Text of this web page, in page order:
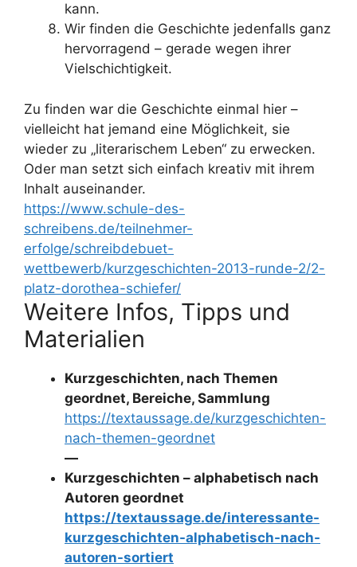
kann.
Wir finden die Geschichte jedenfalls ganz
hervorragend – gerade wegen ihrer
Vielschichtigkeit.
Zu finden war die Geschichte einmal hier –
vielleicht hat jemand eine Möglichkeit, sie
wieder zu „literarischem Leben“ zu erwecken.
Oder man setzt sich einfach kreativ mit ihrem
Inhalt auseinander.
https://www.schule-des-
schreibens.de/teilnehmer-
erfolge/schreibdebuet-
wettbewerb/kurzgeschichten-2013-runde-2/2-
platz-dorothea-schiefer/
Weitere Infos, Tipps und
Materialien
Kurzgeschichten, nach Themen
geordnet, Bereiche, Sammlung
https://textaussage.de/kurzgeschichten-
nach-themen-geordnet
—
Kurzgeschichten – alphabetisch nach
Autoren geordnet
https://textaussage.de/interessante-
kurzgeschichten-alphabetisch-nach-
autoren-sortiert